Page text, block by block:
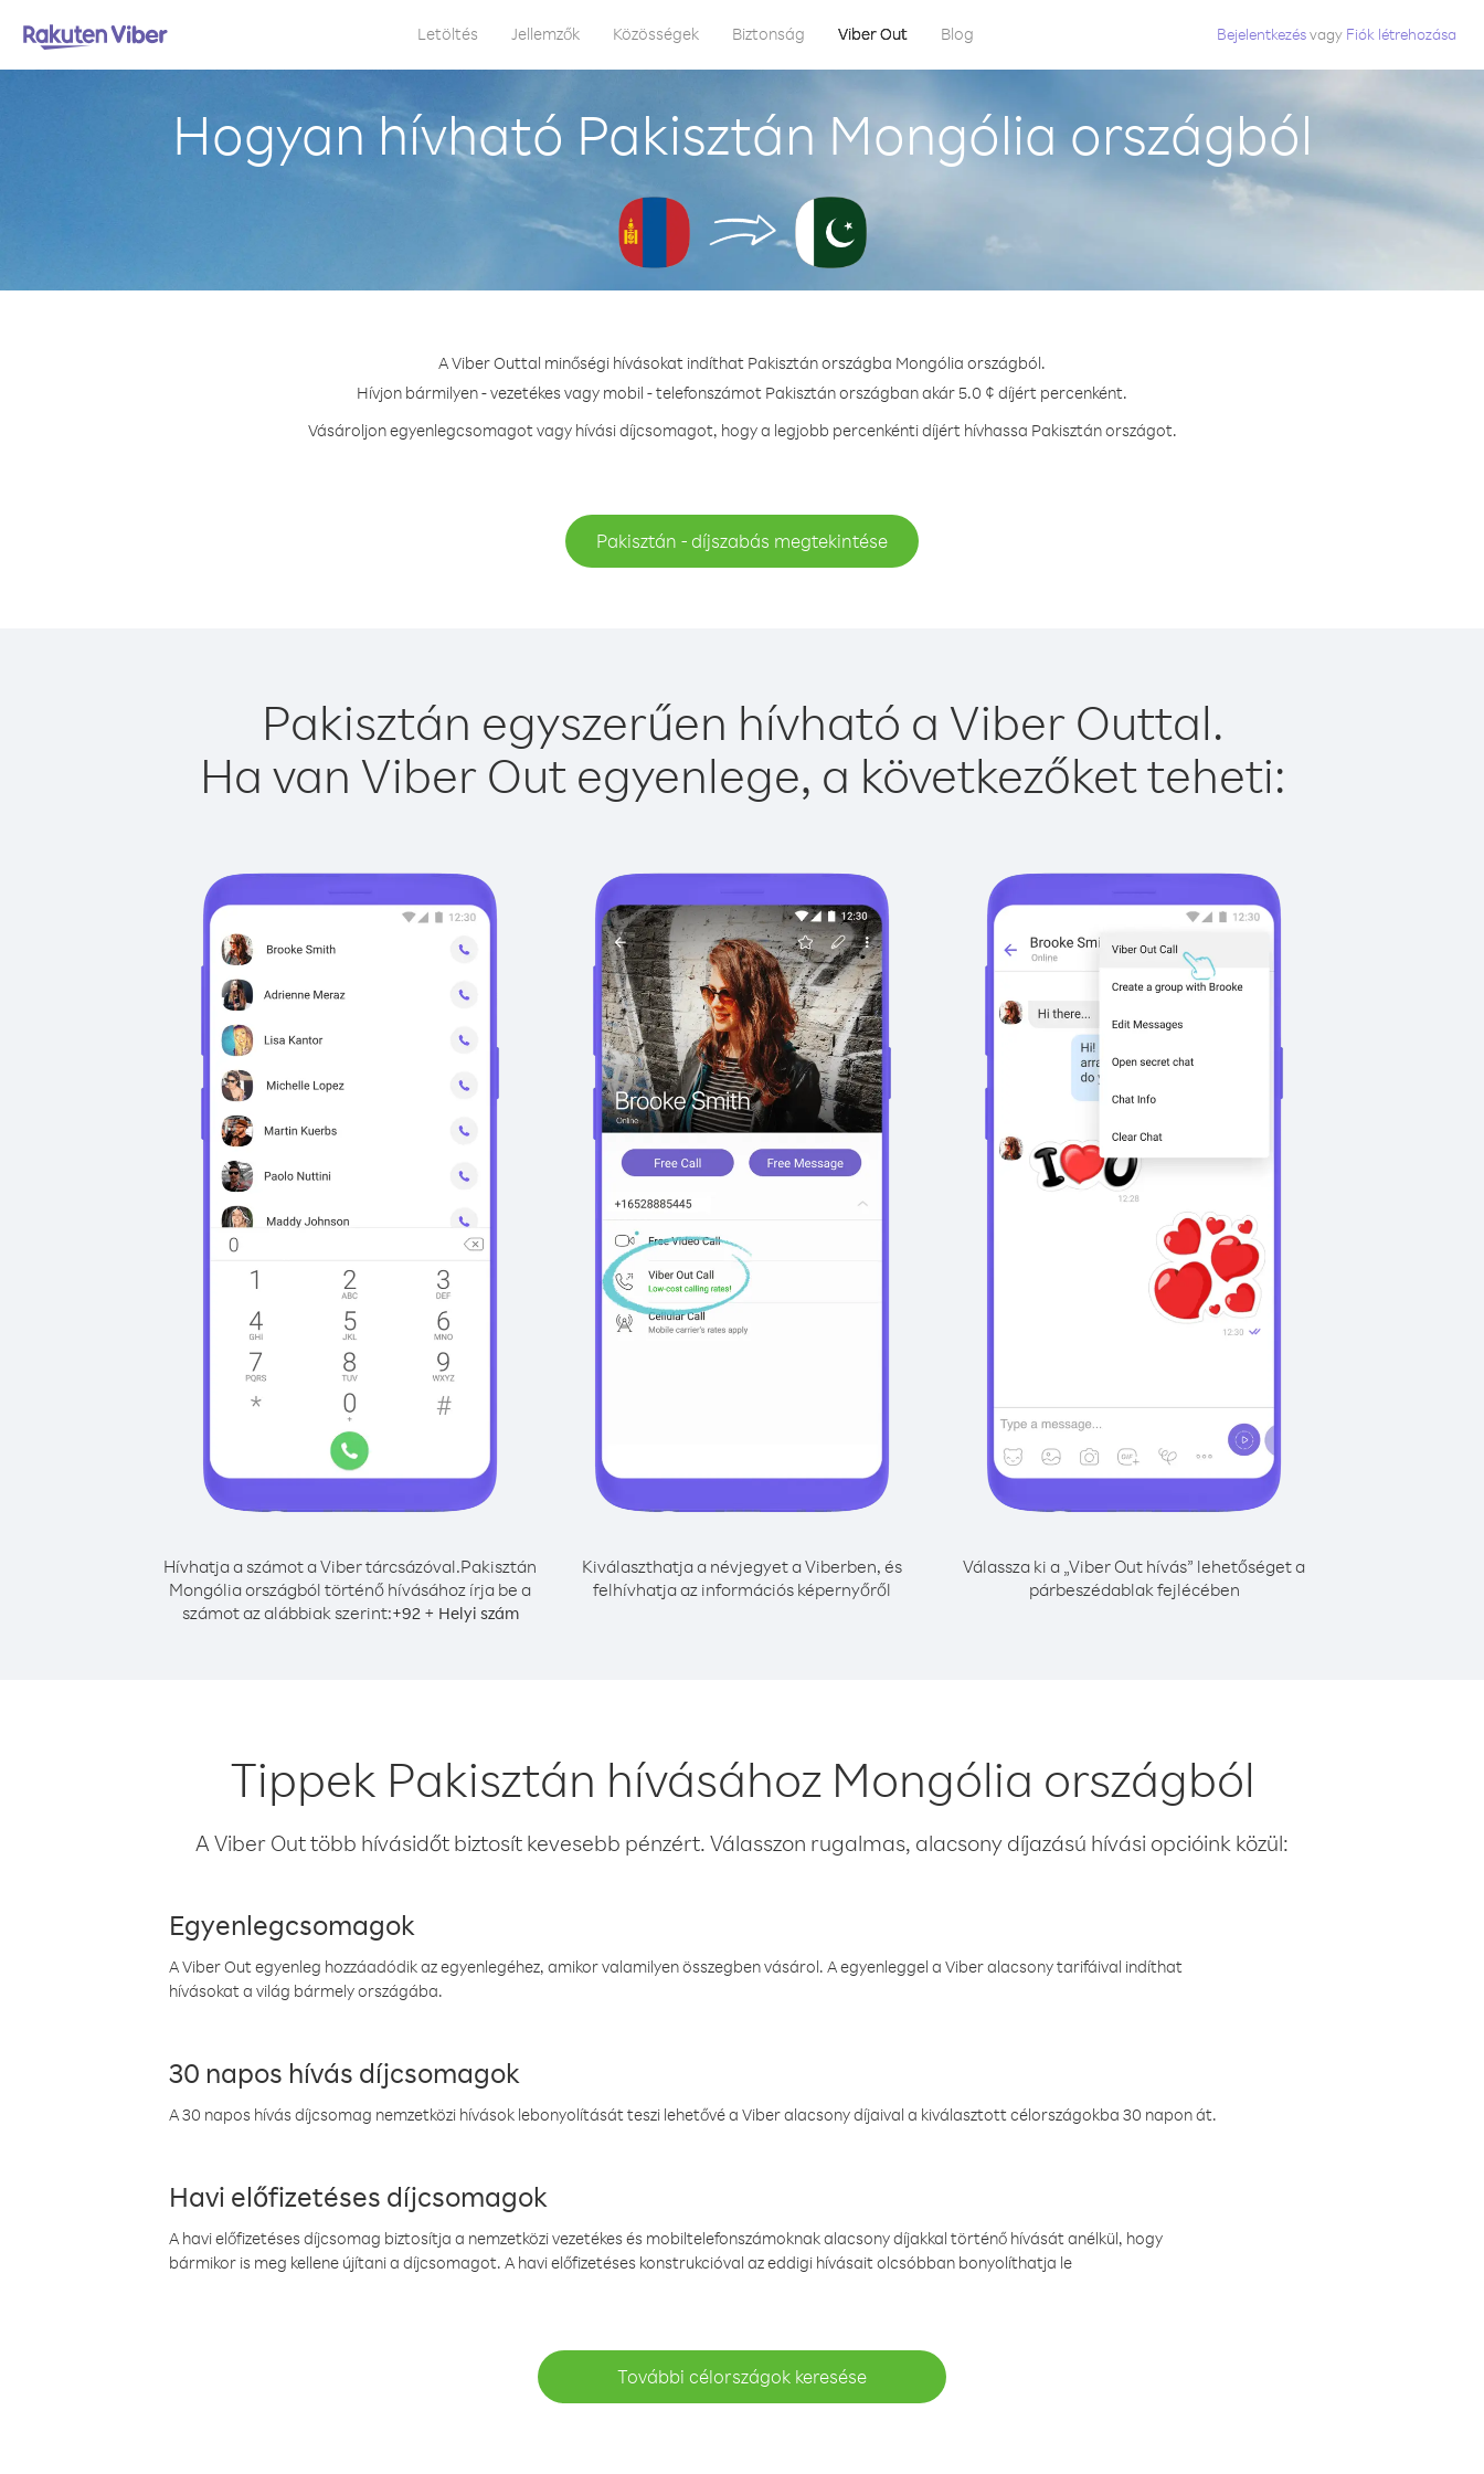
Letöltés Jellemzők Közösségek Biztonság Viber Out Blog Bejelentkezésvagy Fiók létrehozása
Hogyan hívható Pakisztán Mongólia országból
A Viber Outtal minőségi hívásokat indíthat Pakisztán országba Mongólia országból.
Hívjon bármilyen - vezetékes vagy mobil - telefonszámot Pakisztán országban akár 5.0 ¢ díjért percenként.
Vásároljon egyenlegcsomagot vagy hívási díjcsomagot, hogy a legjobb percenkénti díjért hívhassa Pakisztán országot.
Pakisztán - díjszabás megtekintése
Pakisztán egyszerűen hívható a Viber Outtal.
Ha van Viber Out egyenlege, a következőket teheti:
Hívhatja a számot a Viber tárcsázóval.Pakisztán
Mongólia országból történő hívásához írja be a
számot az alábbiak szerint:+92+ Helyi szám
Kiválaszthatja a névjegyet a Viberben, és
felhívhatja az információs képernyőről
Válassza ki a „Viber Out hívás” lehetőséget a
párbeszédablak fejlécében
Tippek Pakisztán hívásához Mongólia országból
A Viber Out több hívásidőt biztosít kevesebb pénzért. Válasszon rugalmas, alacsony díjazású hívási opcióink közül:
Egyenlegcsomagok
A Viber Out egyenleg hozzáadódik az egyenlegéhez, amikor valamilyen összegben vásárol. A egyenleggel a Viber alacsony tarifáival indíthat
hívásokat a világ bármely országába.
30 napos hívás díjcsomagok
A 30 napos hívás díjcsomag nemzetközi hívások lebonyolítását teszi lehetővé a Viber alacsony díjaival a kiválasztott célországokba 30 napon át.
Havi előfizetéses díjcsomagok
A havi előfizetéses díjcsomag biztosítja a nemzetközi vezetékes és mobiltelefonszámoknak alacsony díjakkal történő hívását anélkül, hogy
bármikor is meg kellene újítani a díjcsomagot. A havi előfizetéses konstrukcióval az eddigi hívásait olcsóbban bonyolíthatja le
További célországok keresése